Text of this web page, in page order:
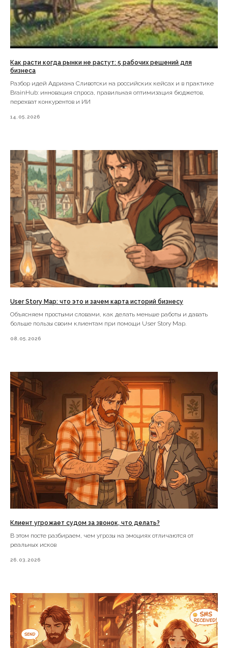
Как расти когда рынки не растут: 5 рабочих решений для
бизнеса
Разбор идей Адриана Сливотски на российских кейсах и в практике
BrainHub: инновация спроса, правильная оптимизация бюджетов,
перехват конкурентов и ИИ
14.05.2026
User Story Map: что это и зачем карта историй бизнесу
Объясняем простыми словами, как делать меньше работы и давать
больше пользы своим клиентам при помощи User Story Map.
08.05.2026
Клиент угрожает судом за звонок, что делать?
В этом посте разбираем, чем угрозы на эмоциях отличаются от
реальных исков
26.03.2026